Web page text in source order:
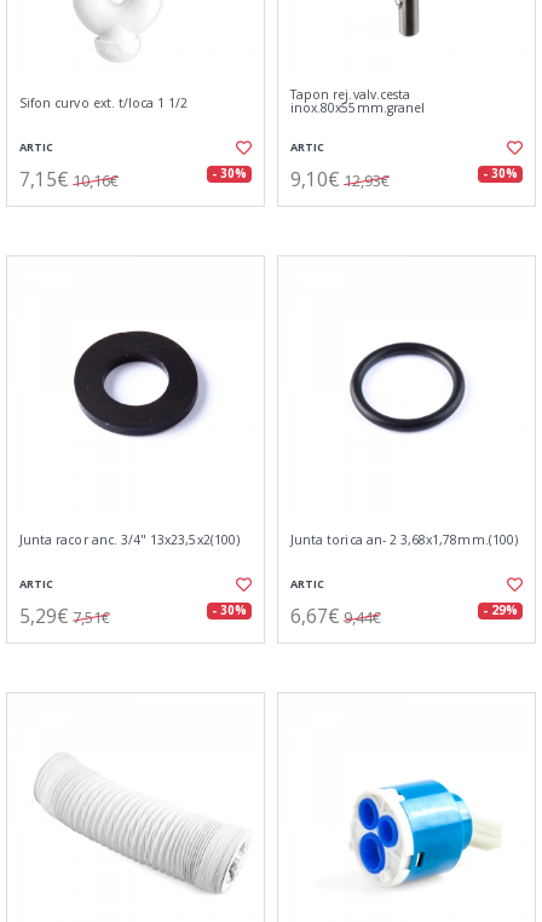
Sifon curvo ext. t/loca 1 1/2
ARTIC
7,15€ 10,16€ - 30%
Tapon rej.valv.cesta
inox.80x55mm.granel
ARTIC
9,10€ 12,93€ - 30%
Junta racor anc. 3/4" 13x23,5x2(100)
ARTIC
5,29€ 7,51€ - 30%
Junta torica an- 2 3,68x1,78mm.(100)
ARTIC
6,67€ 9,44€ - 29%